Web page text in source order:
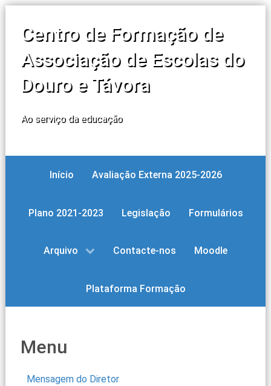
Centro de Formação de
Associação de Escolas do
Douro e Távora
Ao serviço da educação
Início Avaliação Externa 2025-2026
Plano 2021-2023 Legislação Formulários
Arquivo Contacte-nos Moodle
Plataforma Formação
Menu
Mensagem do Diretor